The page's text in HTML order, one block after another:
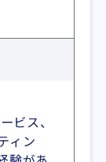
ビス、
ィン